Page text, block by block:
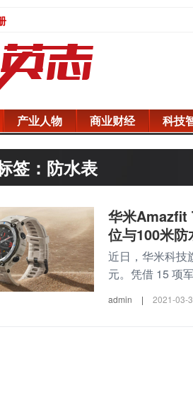
产业人物 商业财经 科技
签：防水表
华米Amazfit
位与100米防
近日，华米科技
元。凭借 15 项
admin | 2021-03-